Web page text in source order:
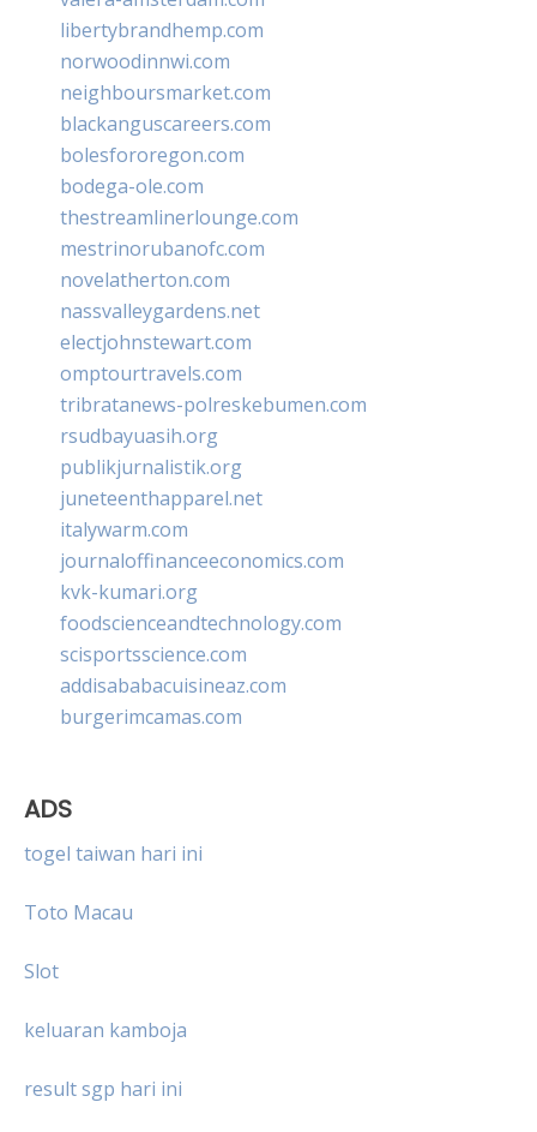
libertybrandhemp.com
norwoodinnwi.com
neighboursmarket.com
blackanguscareers.com
bolesfororegon.com
bodega-ole.com
thestreamlinerlounge.com
mestrinorubanofc.com
novelatherton.com
nassvalleygardens.net
electjohnstewart.com
omptourtravels.com
tribratanews-polreskebumen.com
rsudbayuasih.org
publikjurnalistik.org
juneteenthapparel.net
italywarm.com
journaloffinanceeconomics.com
kvk-kumari.org
foodscienceandtechnology.com
scisportsscience.com
addisababacuisineaz.com
burgerimcamas.com
ADS
togel taiwan hari ini
Toto Macau
Slot
keluaran kamboja
result sgp hari ini